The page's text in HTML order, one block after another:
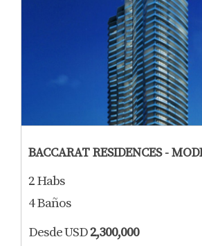
BACCARAT RESIDENCES -
2 Habs
4 Baños
Desde USD2,300,000